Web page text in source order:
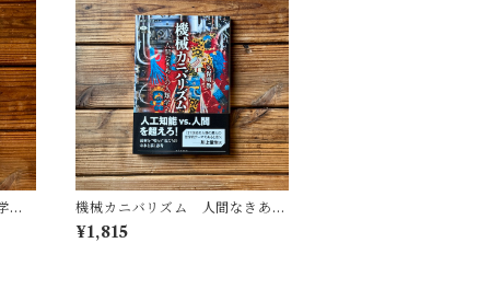
た
機械カニバリズム 人間なきあと
の人類学へ｜久保 明教
¥1,815